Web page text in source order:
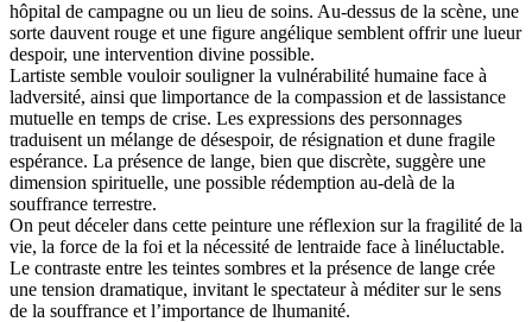
hôpital de campagne ou un lieu de soins. Au-dessus de la scène, une
sorte dauvent rouge et une figure angélique semblent offrir une lueur
despoir, une intervention divine possible.
Lartiste semble vouloir souligner la vulnérabilité humaine face à
ladversité, ainsi que limportance de la compassion et de lassistance
mutuelle en temps de crise. Les expressions des personnages
traduisent un mélange de désespoir, de résignation et dune fragile
espérance. La présence de lange, bien que discrète, suggère une
dimension spirituelle, une possible rédemption au-delà de la
souffrance terrestre.
On peut déceler dans cette peinture une réflexion sur la fragilité de la
vie, la force de la foi et la nécessité de lentraide face à linéluctable.
Le contraste entre les teintes sombres et la présence de lange crée
une tension dramatique, invitant le spectateur à méditer sur le sens
de la souffrance et l’importance de lhumanité.